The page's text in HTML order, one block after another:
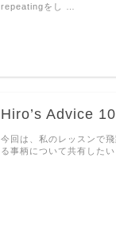
repeatingをし …
Hiro’s Advice
今回は、私のレッスンで
る事柄について共有した